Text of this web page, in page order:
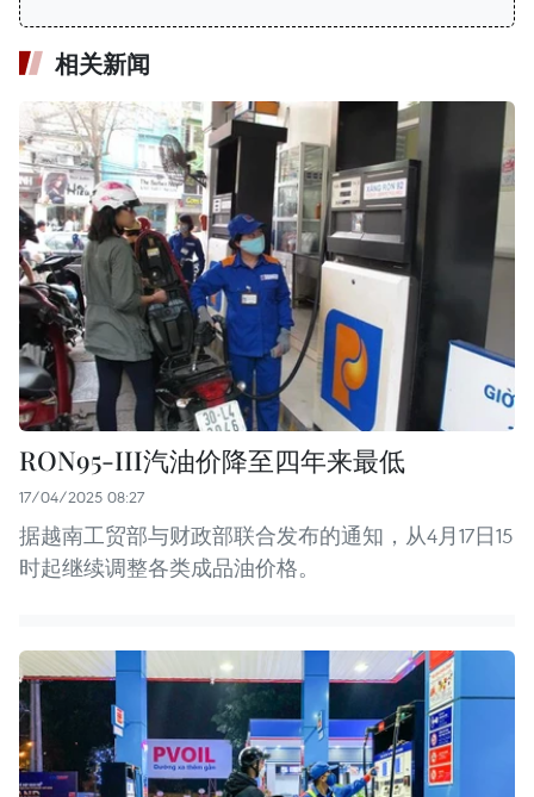
相关新闻
RON95-III汽油价降至四年来最低
17/04/2025 08:27
据越南工贸部与财政部联合发布的通知，从4月17日15
时起继续调整各类成品油价格。